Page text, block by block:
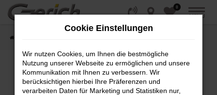
Zum
0
MENÜ
Fehler: Network Error
Cookie Einstellungen
Wir nutzen Cookies, um Ihnen die bestmögliche
Nutzung unserer Webseite zu ermöglichen und unsere
Kommunikation mit Ihnen zu verbessern. Wir
berücksichtigen hierbei Ihre Präferenzen und
verarbeiten Daten für Marketing und Statistiken nur,